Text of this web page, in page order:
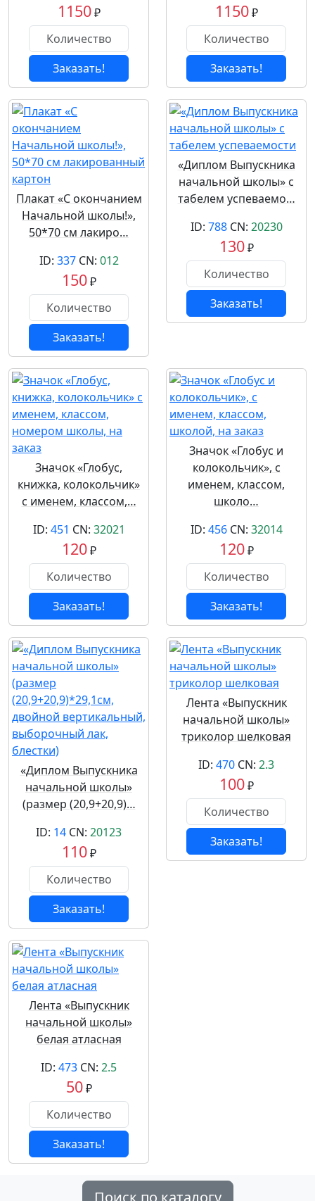
1150₽
Заказать!
1150₽
Заказать!
Плакат «С окончанием
Начальной школы!»,
50*70 см лакиро…
ID: 337CN: 012
150₽
Заказать!
«Диплом Выпускника
начальной школы» с
табелем успеваемо…
ID: 788CN: 20230
130₽
Заказать!
Значок «Глобус,
книжка, колокольчик»
с именем, классом,…
ID: 451 CN: 32021
120₽
Заказать!
Значок «Глобус и
колокольчик», с
именем, классом,
школо…
ID: 456CN: 32014
120₽
Заказать!
«Диплом Выпускника
начальной школы»
(размер (20,9+20,9)…
ID: 14 CN: 20123
110₽
Заказать!
Лента «Выпускник
начальной школы»
триколор шелковая
ID: 470 CN: 2.3
100₽
Заказать!
Лента «Выпускник
начальной школы»
белая атласная
ID: 473 CN: 2.5
50₽
Заказать!
Поиск по каталогу